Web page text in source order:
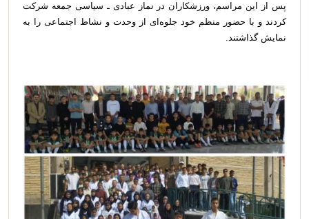
پس از این مراسم، ورزشکاران در نماز عبادی ـ سیاسی جمعه شرکت
کردند و با حضور منظم خود جلوه‌ای از وحدت و نشاط اجتماعی را به
نمایش گذاشتند.